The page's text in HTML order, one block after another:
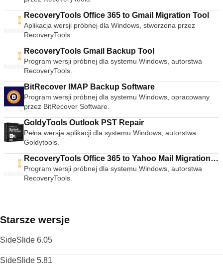
różnorodność skórek i opcji dostosowywania oznacza, że
standardowy wygląd nie powinien wystarczyć, aby
uniemożliwić wybranie VLC jako domyślnego odtwarzacza
multimediów. Zaawansowane opcje Nie pozwól, aby prosty
interfejs VLC Media Player Cię oszukał, w zakładkach
odtwarzania, audio, wideo, narzędzi i widoków jest ogromna
różnorodność opcji odtwarzacza. Możesz grać z ustawieniami
synchronizacji, w tym korektorem graficznym z wieloma
ustawieniami wstępnymi, nakładkami, efektami specjalnymi,
efektami wideo AtmoLight, przestrzennym układem audio i
dostosowywanymi ustawieniami kompresji zakresu. Możesz
nawet dodawać napisy do filmów, dodając plik SRT do folderu
wideo. streszczenie VLC Media Player to po prostu
najbardziej wszechstronny, stabilny i wysokiej jakości
rynku bezpłatnych odtwarzaczy multimedialnych od ponad 10
lat i wygląda na to, że może przez kolejne 10 lat dzięki
ciągłemu rozwojowi i ulepszaniu przez VideoLAN Org.
RecoveryTools Office 365 to Gmail Migration Tool
Aplikacja wersji próbnej dla Windows, stworzona przez
RecoveryTools.
RecoveryTools Gmail Backup Tool
Program wersji próbnej dla systemu Windows, autorstwa
RecoveryTools.
BitRecover IMAP Backup Software
Program wersji próbnej dla systemu Windows, opracowany
przez BitRecover Software.
GoldyTools Outlook PST Repair
Pełna wersja aplikacji dla systemu Windows, autorstwa
Goldytools.
RecoveryTools Office 365 to Yahoo Mail Migration
Tool
Program wersji próbnej dla systemu Windows, autorstwa
RecoveryTools.
Starsze wersje
SideSlide 6.05
SideSlide 5.81